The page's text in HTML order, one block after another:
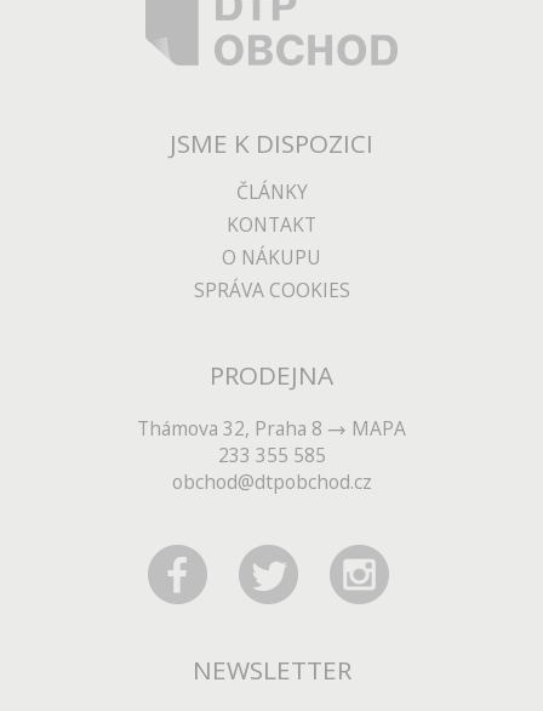
JSME K DISPOZICI
ČLÁNKY
KONTAKT
O NÁKUPU
SPRÁVA COOKIES
PRODEJNA
Thámova 32, Praha 8
MAPA
233 355 585
obchod@dtpobchod.cz
NEWSLETTER